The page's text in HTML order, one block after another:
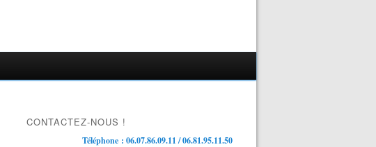
CONTACTEZ-NOUS !
Téléphone : 06.07.86.09.11 / 06.81.95.11.50